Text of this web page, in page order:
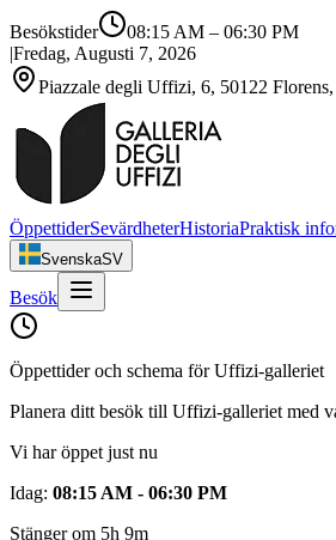
Besökstider 08:15 AM – 06:30 PM
|Fredag, Augusti 7, 2026
Piazzale degli Uffizi, 6, 50122
ÖppettiderSevärdheterHistoriaPraktisk
SvenskaSV
Besök
Öppettider och schema för Uffizi-galleriet
Planera ditt besök till Uffizi-galleriet med
Vi har öppet just nu
Idag: 08:15 AM - 06:30 PM
Stänger om 5h 9m